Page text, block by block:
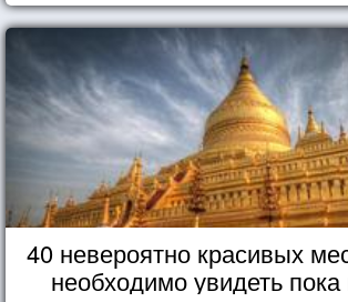
40 невероятно красивых
необходимо увидеть